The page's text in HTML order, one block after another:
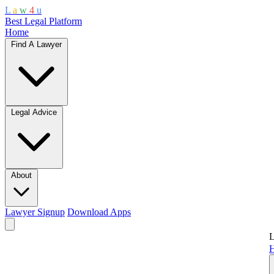
L a w 4 u
Best Legal Platform
Home
Find A Lawyer
Legal Advice
About
Lawyer Signup Download Apps